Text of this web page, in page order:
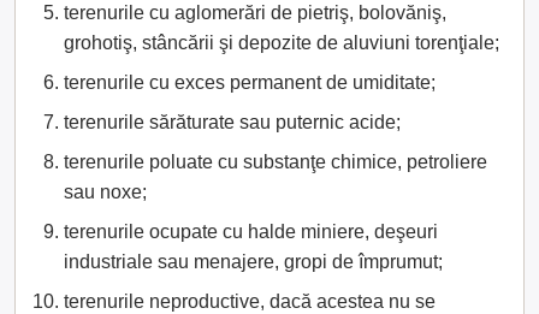
terenurile cu aglomerări de pietriş, bolovăniş,
grohotiş, stâncării şi depozite de aluviuni torenţiale;
terenurile cu exces permanent de umiditate;
terenurile sărăturate sau puternic acide;
terenurile poluate cu substanţe chimice, petroliere
sau noxe;
terenurile ocupate cu halde miniere, deşeuri
industriale sau menajere, gropi de împrumut;
terenurile neproductive, dacă acestea nu se